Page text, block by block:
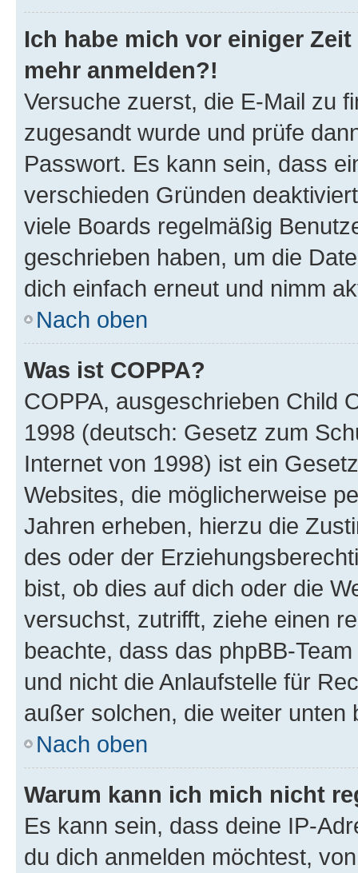
Ich habe mich vor einiger
mehr anmelden?!
Versuche zuerst, die E-Mail zu
zugesandt wurde und prüfe
Passwort. Es kann sein, dass
verschieden Gründen
viele Boards regelmäßig
geschrieben haben, um die
dich einfach erneut und nimm
Nach oben
Was ist COPPA?
COPPA, ausgeschrieben Child
1998 (deutsch: Gesetz zum
Internet von 1998) ist ein
Websites, die möglicherweise
Jahren erheben, hierzu die
des oder der
bist, ob dies auf dich oder die
versuchst, zutrifft, ziehe einen
beachte, dass das phpBB-
und nicht die Anlaufstelle für
außer solchen, die weiter unten
Nach oben
Warum kann ich mich nicht
Es kann sein, dass deine IP-
du dich anmelden möchtest,